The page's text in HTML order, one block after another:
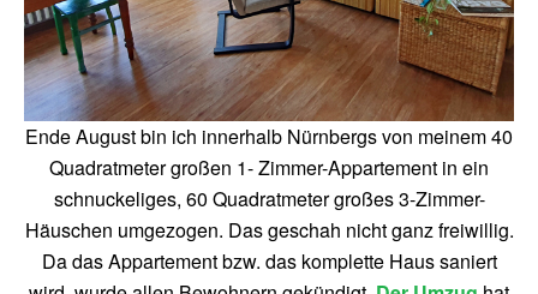
Ende August bin ich innerhalb Nürnbergs von meinem 40
Quadratmeter großen 1- Zimmer-Appartement in ein
schnuckeliges, 60 Quadratmeter großes 3-Zimmer-
Häuschen umgezogen. Das geschah nicht ganz freiwillig.
Da das Appartement bzw. das komplette Haus saniert